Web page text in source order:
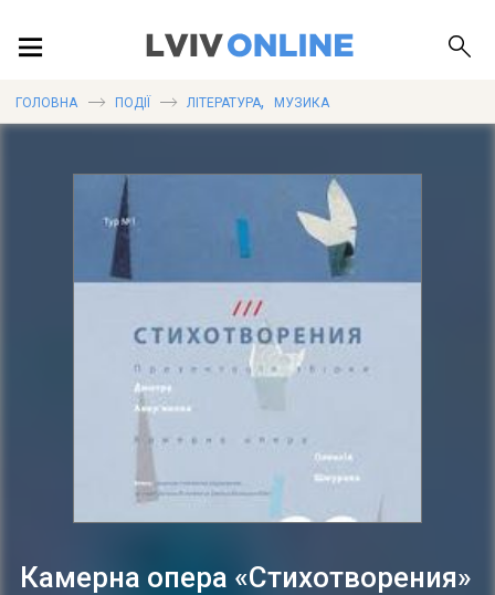
ПУБЛІКАЦІЇ
ГОЛОВНА ПОДІЇ ЛІТЕРАТУРА, МУЗИКА
Камерна опера «Стихотворения»